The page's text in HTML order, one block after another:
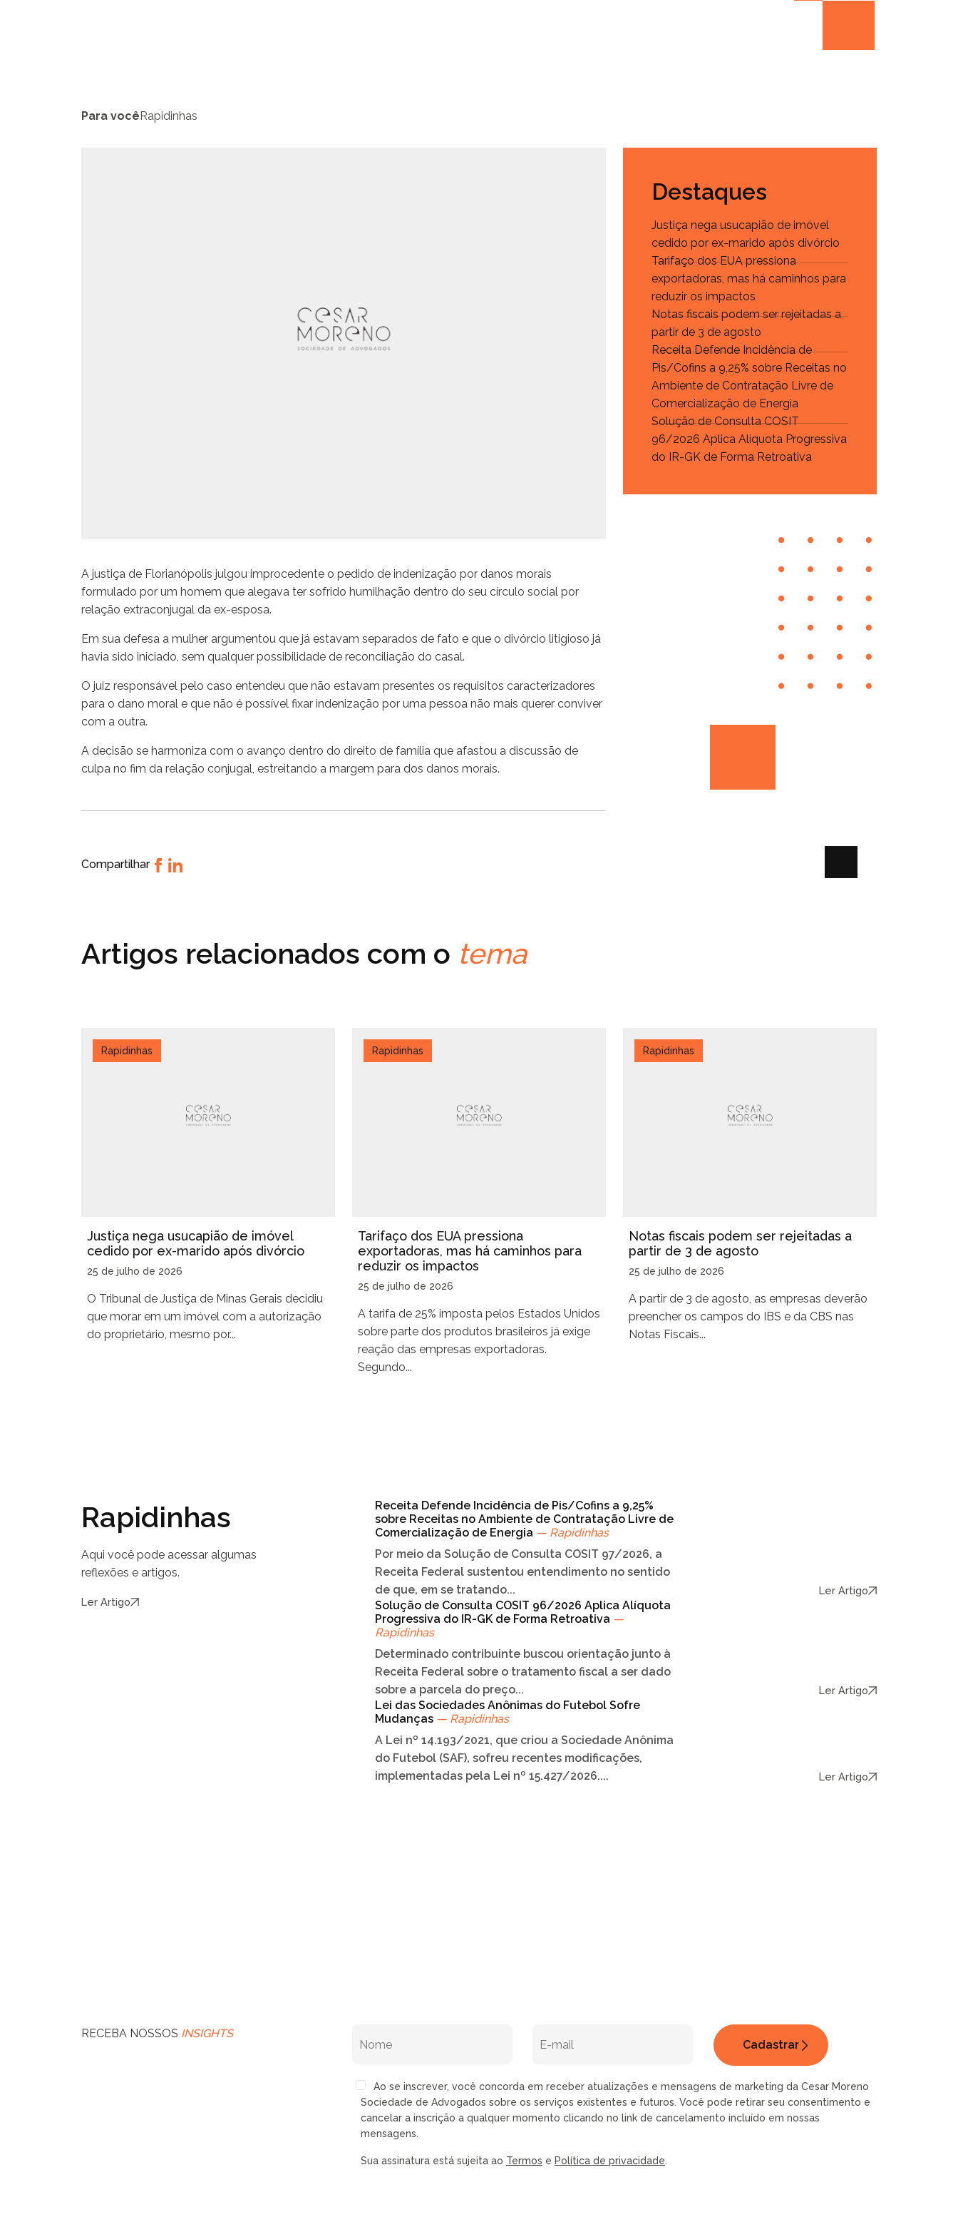
Para vocêRapidinhas
A justiça de Florianópolis julgou improcedente o pedido de indenização por danos morais
formulado por um homem que alegava ter sofrido humilhação dentro do seu círculo social por
relação extraconjugal da ex-esposa.
Em sua defesa a mulher argumentou que já estavam separados de fato e que o divórcio litigioso já
havia sido iniciado, sem qualquer possibilidade de reconciliação do casal.
O juiz responsável pelo caso entendeu que não estavam presentes os requisitos caracterizadores
para o dano moral e que não é possível fixar indenização por uma pessoa não mais querer conviver
com a outra.
A decisão se harmoniza com o avanço dentro do direito de família que afastou a discussão de
culpa no fim da relação conjugal, estreitando a margem para dos danos morais.
Compartilhar
Destaques
Justiça nega usucapião de imóvel
cedido por ex-marido após divórcio
Tarifaço dos EUA pressiona
exportadoras, mas há caminhos para
reduzir os impactos
Notas fiscais podem ser rejeitadas a
partir de 3 de agosto
Receita Defende Incidência de
Pis/Cofins a 9,25% sobre Receitas no
Ambiente de Contratação Livre de
Comercialização de Energia
Solução de Consulta COSIT
96/2026 Aplica Alíquota Progressiva
do IR-GK de Forma Retroativa
Artigos relacionados com o tema
Rapidinhas
Justiça nega usucapião de imóvel
cedido por ex-marido após divórcio
25 de julho de 2026
O Tribunal de Justiça de Minas Gerais decidiu
que morar em um imóvel com a autorização
do proprietário, mesmo por...
Rapidinhas
Tarifaço dos EUA pressiona
exportadoras, mas há caminhos para
reduzir os impactos
25 de julho de 2026
A tarifa de 25% imposta pelos Estados Unidos
sobre parte dos produtos brasileiros já exige
reação das empresas exportadoras.
Segundo...
Rapidinhas
Notas fiscais podem ser rejeitadas a
partir de 3 de agosto
25 de julho de 2026
A partir de 3 de agosto, as empresas deverão
preencher os campos do IBS e da CBS nas
Notas Fiscais...
Rapidinhas
Aqui você pode acessar algumas
reflexões e artigos.
Ler Artigo
Receita Defende Incidência de Pis/Cofins a 9,25%
sobre Receitas no Ambiente de Contratação Livre de
Comercialização de Energia — Rapidinhas
Por meio da Solução de Consulta COSIT 97/2026, a
Receita Federal sustentou entendimento no sentido
de que, em se tratando...
Ler Artigo
Solução de Consulta COSIT 96/2026 Aplica Alíquota
Progressiva do IR-GK de Forma Retroativa —
Rapidinhas
Determinado contribuinte buscou orientação junto à
Receita Federal sobre o tratamento fiscal a ser dado
sobre a parcela do preço...
Ler Artigo
Lei das Sociedades Anônimas do Futebol Sofre
Mudanças — Rapidinhas
A Lei nº 14.193/2021, que criou a Sociedade Anônima
do Futebol (SAF), sofreu recentes modificações,
implementadas pela Lei nº 15.427/2026....
Ler Artigo
RECEBA NOSSOS INSIGHTS
Ao se inscrever, você concorda em receber atualizações e mensagens de marketing da Cesar Moreno
Sociedade de Advogados sobre os serviços existentes e futuros. Você pode retirar seu consentimento e
cancelar a inscrição a qualquer momento clicando no link de cancelamento incluído em nossas
mensagens.
Sua assinatura está sujeita ao Termos e Política de privacidade.